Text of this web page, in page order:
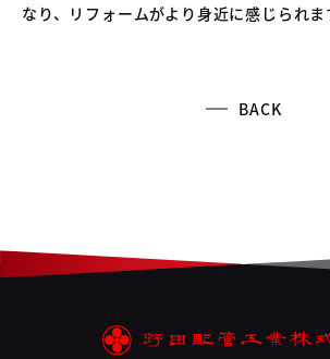
なり、リフォームがより身近に感じられま
BACK